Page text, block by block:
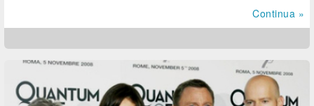
Continua »